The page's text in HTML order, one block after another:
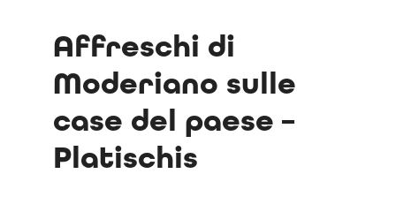
Affreschi di
Moderiano sulle
case del paese –
Platischis